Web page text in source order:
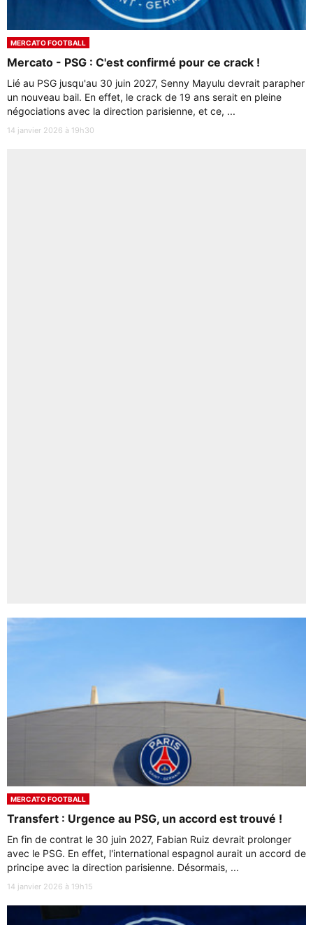
MERCATO FOOTBALL
Mercato - PSG : C'est confirmé pour ce crack !
Lié au PSG jusqu'au 30 juin 2027, Senny Mayulu devrait parapher
un nouveau bail. En effet, le crack de 19 ans serait en pleine
négociations avec la direction parisienne, et ce, ...
14 janvier 2026 à 19h30
MERCATO FOOTBALL
Transfert : Urgence au PSG, un accord est trouvé !
En fin de contrat le 30 juin 2027, Fabian Ruiz devrait prolonger
avec le PSG. En effet, l'international espagnol aurait un accord de
principe avec la direction parisienne. Désormais, ...
14 janvier 2026 à 19h15